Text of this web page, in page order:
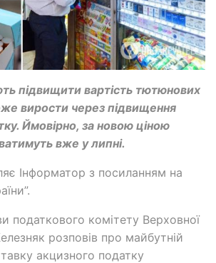
підвищити вартість тютюнових
вирости через підвищення
Ймовірно, за новою ціною
вже у липні.
Інформатор з посиланням на
податкового комітету Верховної
розповів про майбутній
акцизного податку